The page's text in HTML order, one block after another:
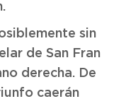
sin
de San Fran
derecha. De
caerán